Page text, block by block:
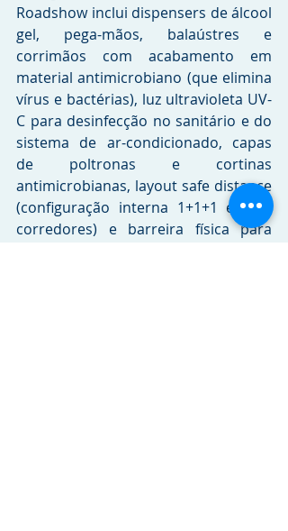
Roadshow inclui dispensers de álcool
gel, pega-mãos, balaústres e
corrimãos com acabamento em
material antimicrobiano (que elimina
vírus e bactérias), luz ultravioleta UV-
C para desinfecção no sanitário e do
sistema de ar-condicionado, capas
de poltronas e cortinas
antimicrobianas, layout safe distance
(configuração interna 1+1+1 e dois
corredores) e barreira física para